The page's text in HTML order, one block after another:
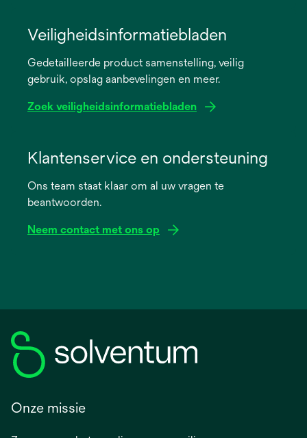
new
Veiligheidsinformatiebladen
Gedetailleerde product samenstelling, veilig
gebruik, opslag aanbevelingen en meer.
Zoek veiligheidsinformatiebladen
new
Klantenservice en ondersteuning
Ons team staat klaar om al uw vragen te
beantwoorden.
Neem contact met ons op
Onze missie